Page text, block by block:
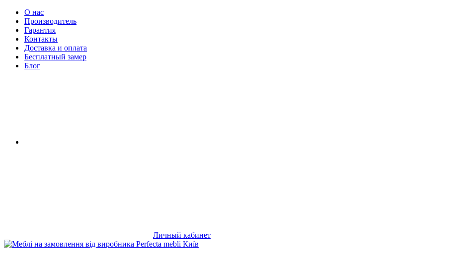
О нас
Производитель
Гарантия
Контакты
Доставка и оплата
Бесплатный замер
Блог
Личный кабинет